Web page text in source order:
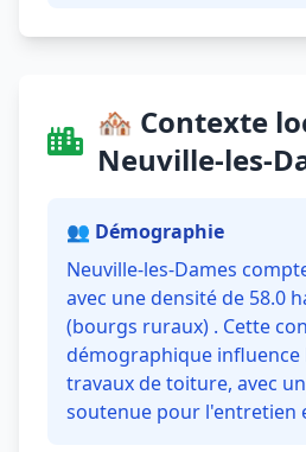
🏘️ Contexte
Neuville-les-
👥 Démographie
Neuville-les-Dames
avec une densité de 58.0
(bourgs ruraux) . Cette
démographique influence
travaux de toiture, avec
soutenue pour l'entretien